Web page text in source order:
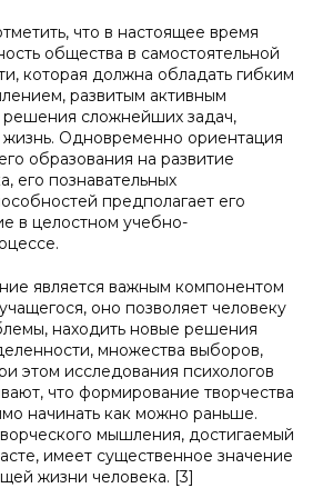
что в настоящее время
общества в самостоятельной
которая должна обладать гибким
развитым активным
сложнейших задач,
жизнь. Одновременно ориентация
образования на развитие
его познавательных
предполагает его
в целостном учебно-
является важным компонентом
оно позволяет человеку
находить новые решения
множества выборов,
этом исследования психологов
что формирование творчества
начинать как можно раньше.
мышления, достигаемый
имеет существенное значение
жизни человека. [3]